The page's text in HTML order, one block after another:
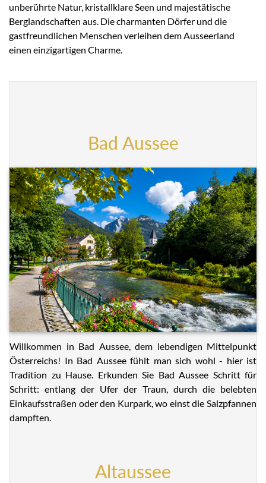
unberührte Natur, kristallklare Seen und majestätische
Berglandschaften aus. Die charmanten Dörfer und die
gastfreundlichen Menschen verleihen dem Ausseerland
einen einzigartigen Charme.
Bad Aussee
Willkommen in Bad Aussee, dem lebendigen Mittelpunkt
Österreichs! In Bad Aussee fühlt man sich wohl - hier ist
Tradition zu Hause. Erkunden Sie Bad Aussee Schritt für
Schritt: entlang der Ufer der Traun, durch die belebten
Einkaufsstraßen oder den Kurpark, wo einst die Salzpfannen
dampften.
Altaussee